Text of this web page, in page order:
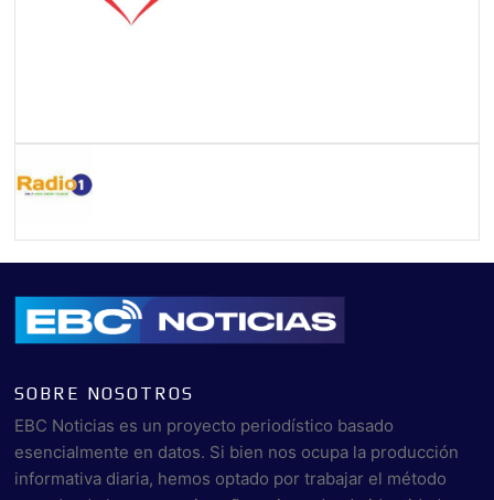
SOBRE NOSOTROS
EBC Noticias es un proyecto periodístico basado
esencialmente en datos. Si bien nos ocupa la producción
informativa diaria, hemos optado por trabajar el método